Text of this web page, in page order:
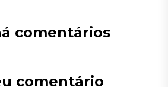
comentários
comentário